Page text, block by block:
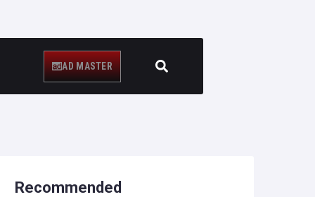
AD MASTER
Recommended